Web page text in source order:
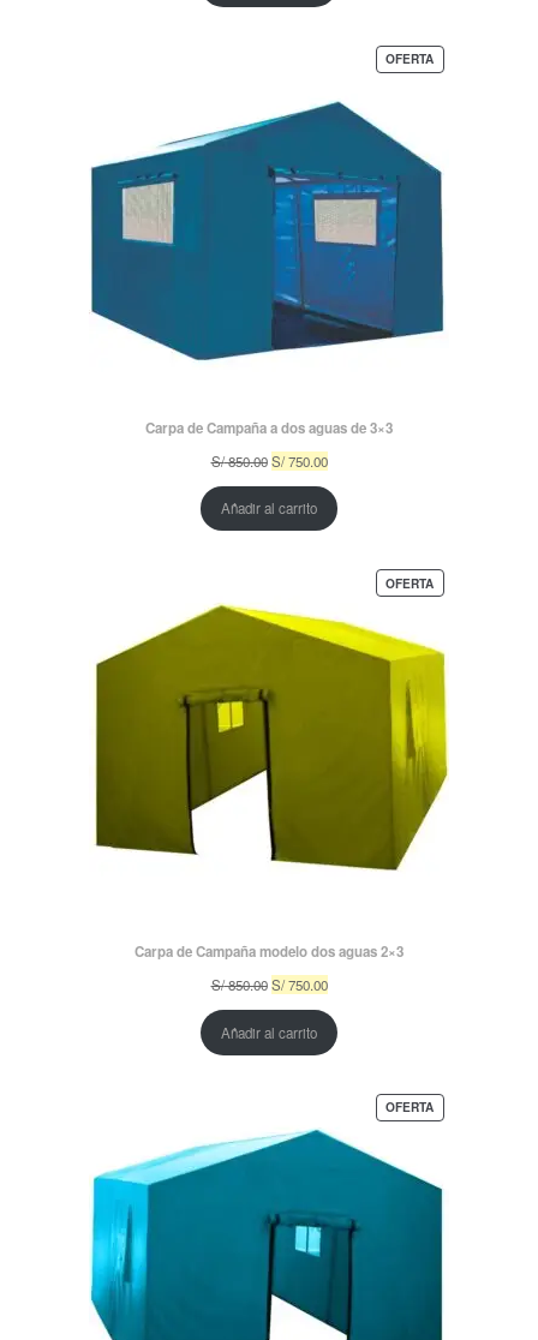
OFERTAPRODUCTO
EN
Carpa de Campaña a dos aguas de 3×3
S/850.00 El
original
S/750.00El
actual
es:
Añadir al carrito
OFERTAPRODUCTO
EN
Carpa de Campaña modelo dos aguas 2×3
S/850.00 El
original
S/750.00El
actual
es:
Añadir al carrito
OFERTAPRODUCTO
EN